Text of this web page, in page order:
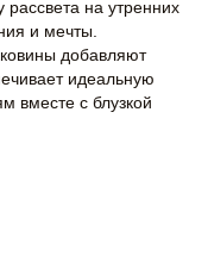
на утренних
и мечты.
добавляют
идеальную
вместе с блузкой